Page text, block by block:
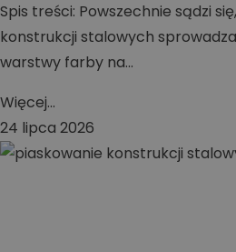
Spis treści: Powszechnie sądzi
konstrukcji stalowych sprowadza
warstwy farby na...
Więcej...
24 lipca 2026